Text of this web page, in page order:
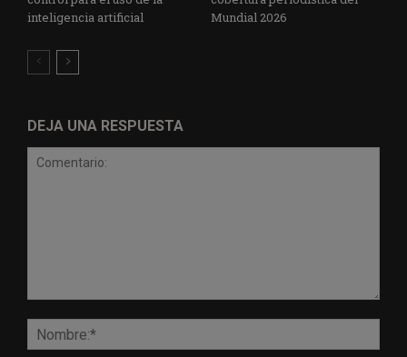
inteligencia artificial
Mundial 2026
DEJA UNA RESPUESTA